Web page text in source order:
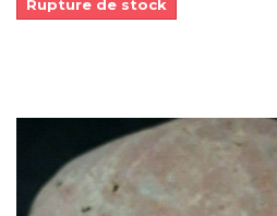
Rupture de stock